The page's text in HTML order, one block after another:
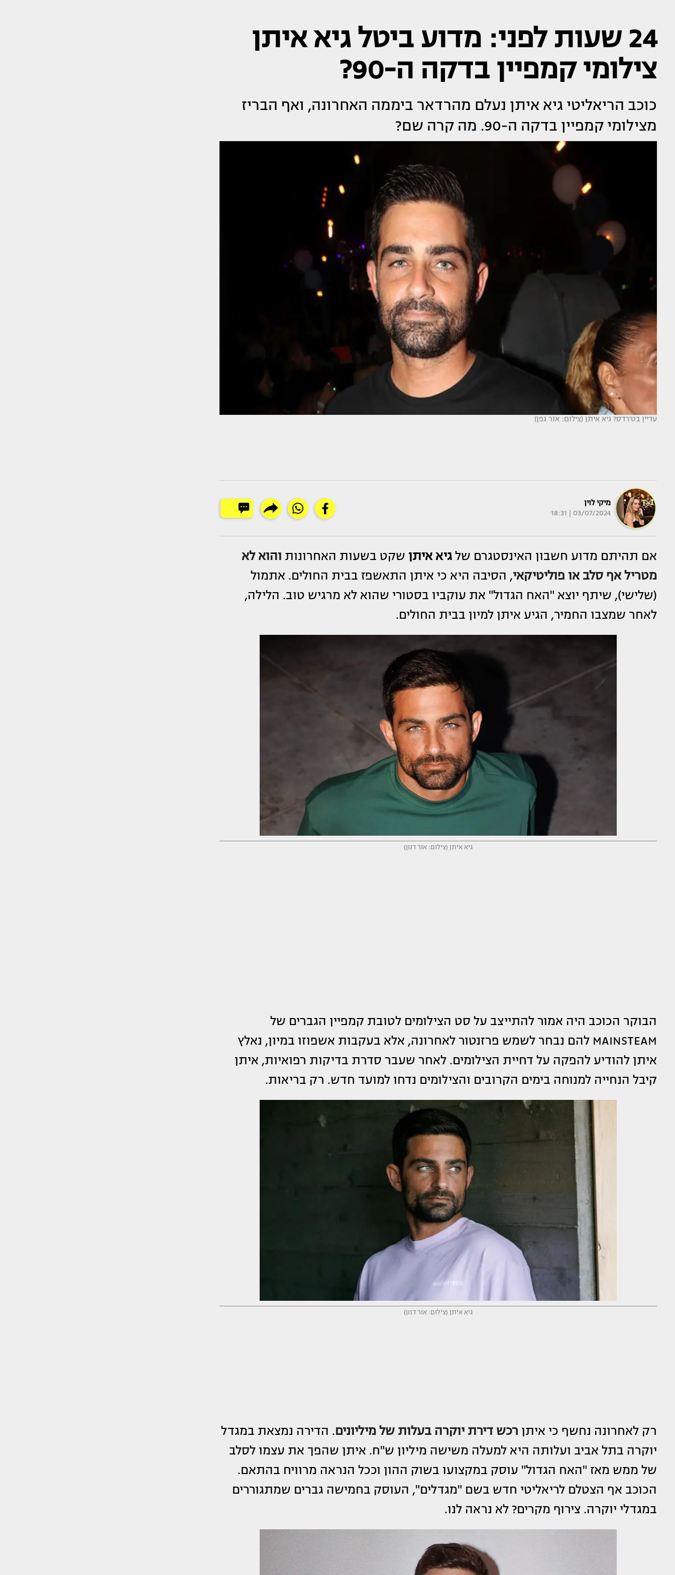
24 שעות לפני: מדוע ביטל גיא איתן
צילומי קמפיין בדקה ה-90?
כוכב הריאליטי גיא איתן נעלם מהרדאר ביממה האחרונה, ואף הבריז
מצילומי קמפיין בדקה ה-90. מה קרה שם?
עדיין בט'רדס? גיא איתן (צילום: אור גפן)
מיקי לוין
03/07/2024 | 18:31
אם תהיתם מדוע חשבון האינסטגרם שלגיא איתן שקט בשעות האחרונות והוא לא
מטריל אף סלב או פוליטיקאי, הסיבה היא כי איתן התאשפז בבית החולים. אתמול
(שלישי), שיתף יוצא "האח הגדול" את עוקביו בסטורי שהוא לא מרגיש טוב. הלילה,
לאחר שמצבו החמיר, הגיע איתן למיון בבית החולים.
גיא איתן (צילום: אור דנון)
הבוקר הכוכב היה אמור להתייצב על סט הצילומים לטובת קמפיין הגברים של
MAINSTEAM להם נבחר לשמש פרזנטור לאחרונה, אלא בעקבות אשפוזו במיון, נאלץ
איתן להודיע להפקה על דחיית הצילומים. לאחר שעבר סדרת בדיקות רפואיות, איתן
קיבל הנחייה למנוחה בימים הקרובים והצילומים נדחו למועד חדש. רק בריאות.
גיא איתן (צילום: אור דנון)
רק לאחרונה נחשף כי איתן רכש דירת יוקרה בעלות של מיליונים. הדירה נמצאת במגדל
יוקרה בתל אביב ועלותה היא למעלה משישה מיליון ש"ח. איתן שהפך את עצמו לסלב
של ממש מאז "האח הגדול" עוסק במקצועו בשוק ההון וככל הנראה מרוויח בהתאם.
הכוכב אף הצטלם לריאליטי חדש בשם "מגדלים", העוסק בחמישה גברים שמתגוררים
במגדלי יוקרה. צירוף מקרים? לא נראה לנו.